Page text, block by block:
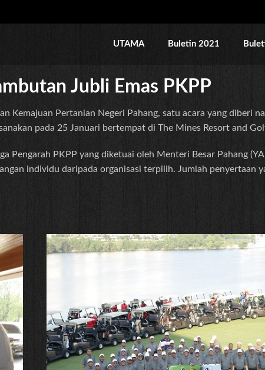
UTAMA Buletin 2021
Jubli Emas PKPP
Kemajuan Pertanian Negeri Pahang, satu acara yang diberi
pada 25 Januari bertempat di The Mines Resort and
Pengarah PKPP yang diketuai oleh Menteri Besar Pahang
individu daripada organisasi terpilih. Jumlah penyertaan